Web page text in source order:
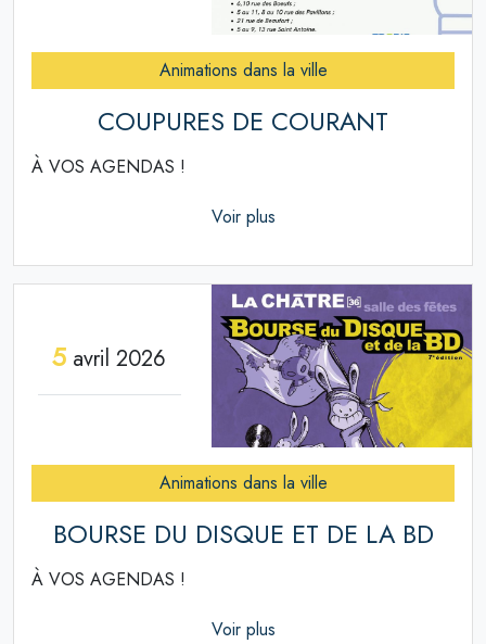
Animations dans la ville
COUPURES DE COURANT
À VOS AGENDAS !
Voir plus
5 avril 2026
Animations dans la ville
BOURSE DU DISQUE ET DE LA BD
À VOS AGENDAS !
Voir plus